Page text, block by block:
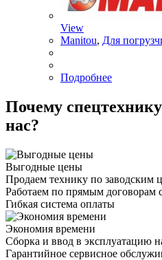
View
Manitou, Для
Подробнее
Почему
нас?
Выгодные цены
Продаем технику по заводским
Работаем по прямым договорам
Гибкая система оплаты
Экономия времени
Сборка и ввод в эксплуатацию
Гарантийное сервисное